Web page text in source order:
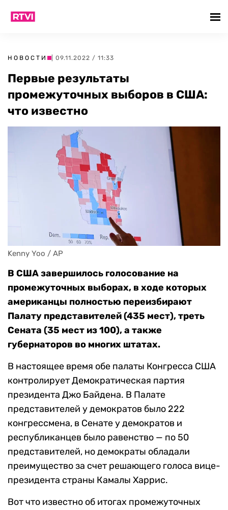
НОВОСТИ | 09.11.2022 / 11:33
Первые результаты
промежуточных выборов в США:
что известно
Kenny Yoo / AP
В США завершилось голосование на
промежуточных выборах, в ходе которых
американцы полностью переизбирают
Палату представителей (435 мест), треть
Сената (35 мест из 100), а также
губернаторов во многих штатах.
В настоящее время обе палаты Конгресса США
контролирует Демократическая партия
президента Джо Байдена. В Палате
представителей у демократов было 222
конгрессмена, в Сенате у демократов и
республиканцев было равенство — по 50
представителей, но демократы обладали
преимущество за счет решающего голоса вице-
президента страны Камалы Харрис.
Вот что известно об итогах промежуточных